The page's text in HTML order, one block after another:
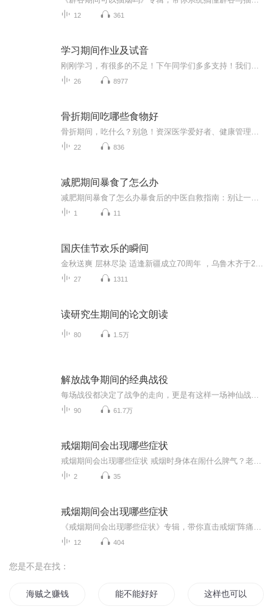
12 361
学习期间作业及试音
26 8977
骨折期间吃哪些食物好
22 836
减肥期间暴食了怎么办
1 11
国庆佳节欢乐的瞬间
27 1311
读研究生期间的论文朗读
80 1.5万
解放战争期间的经典战役
90 61.7万
戒烟期间会出现哪些症状
2 35
戒烟期间会出现哪些症状
12 404
您是不是在找：
海贼之赚钱才是王道 能不能好好赚钱 这样也可以赚钱